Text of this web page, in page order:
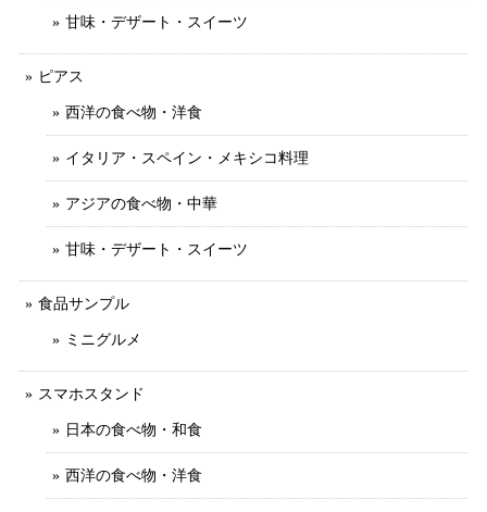
甘味・デザート・スイーツ
ピアス
西洋の食べ物・洋食
イタリア・スペイン・メキシコ料理
アジアの食べ物・中華
甘味・デザート・スイーツ
食品サンプル
ミニグルメ
スマホスタンド
日本の食べ物・和食
西洋の食べ物・洋食